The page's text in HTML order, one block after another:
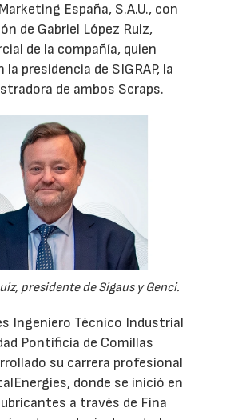
España, S.A.U., con
de Gabriel López Ruiz,
de la compañía, quien
presidencia de SIGRAP, la
de ambos Scraps.
presidente de Sigaus y Genci.
Ingeniero Técnico Industrial
Pontificia de Comillas
su carrera profesional
donde se inició en
a través de Fina